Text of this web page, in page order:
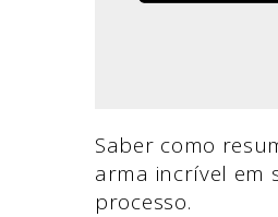
Saber como
arma incrível em
processo.